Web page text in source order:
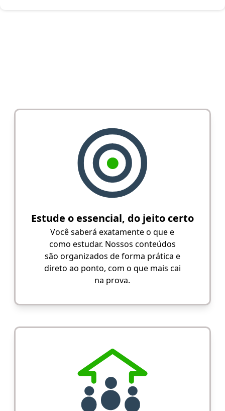
Estude o essencial, do jeito certo
Você saberá exatamente o que e
como estudar. Nossos conteúdos
são organizados de forma prática e
direto ao ponto, com o que mais cai
na prova.